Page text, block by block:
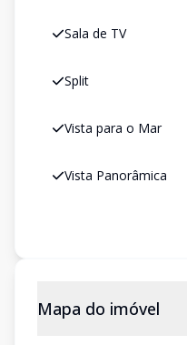
Sala de TV
Split
Vista para o Mar
Vista Panorâmica
Mapa do imóvel